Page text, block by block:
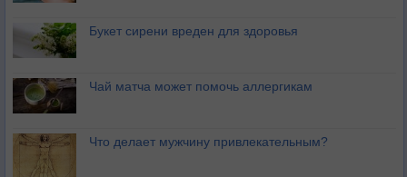
Букет сирени вреден для здоровья
Чай матча может помочь аллергикам
Что делает мужчину привлекательным?